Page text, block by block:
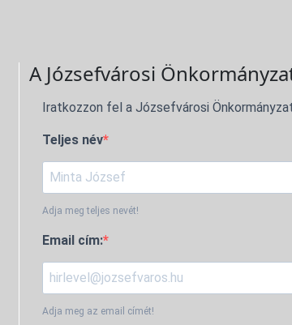
A Józsefvárosi
Iratkozzon fel a Józsefvárosi
Teljes név
Adja meg teljes nevét!
Email cím:
Adja meg az email címét!